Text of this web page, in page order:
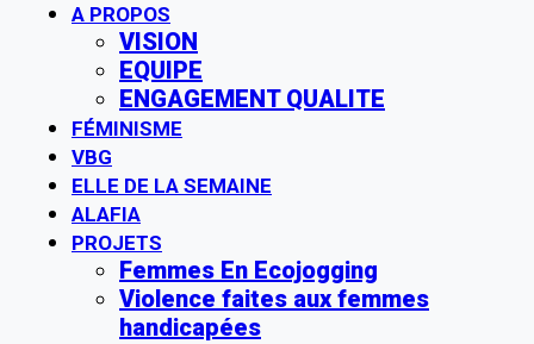
A PROPOS
VISION
EQUIPE
ENGAGEMENT QUALITE
FÉMINISME
VBG
ELLE DE LA SEMAINE
ALAFIA
PROJETS
Femmes En Ecojogging
Violence faites aux femmes
handicapées